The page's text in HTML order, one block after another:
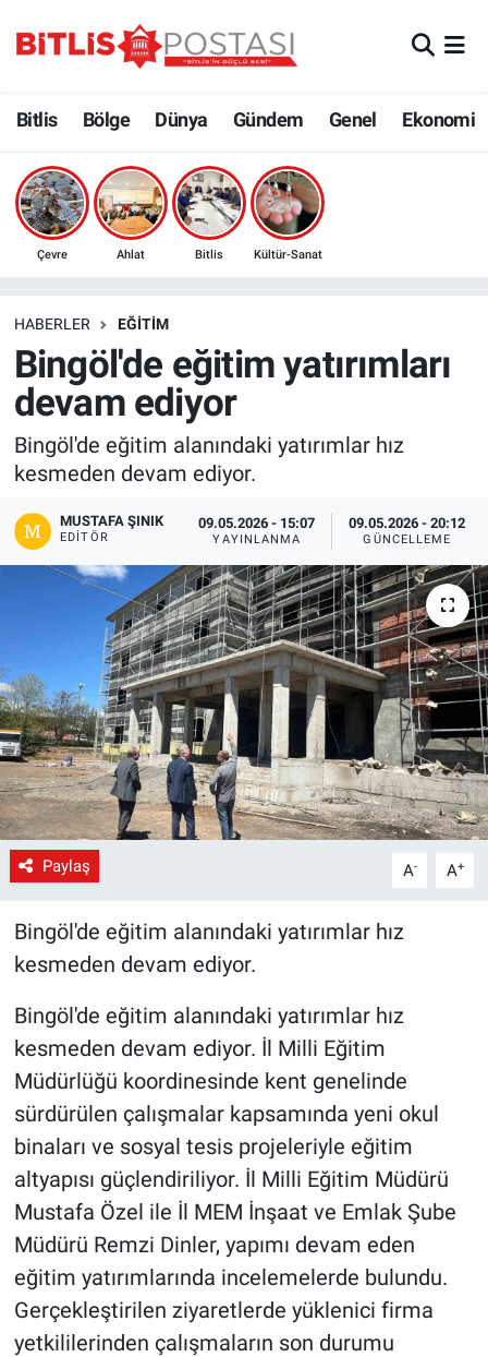
Bitlis Bölge Dünya Gündem Genel Ekonomi
Çevre Ahlat Bitlis Kültür-Sanat
HABERLER EĞITIM
Bingöl'de eğitim yatırımları
devam ediyor
Bingöl'de eğitim alanındaki yatırımlar hız
kesmeden devam ediyor.
MUSTAFA ŞINIK
EDITÖR
09.05.2026 - 15:07
YAYINLANMA
09.05.2026 - 20:12
GÜNCELLEME
Paylaş A- A+
Bingöl'de eğitim alanındaki yatırımlar hız
kesmeden devam ediyor.
Bingöl'de eğitim alanındaki yatırımlar hız
kesmeden devam ediyor. İl Milli Eğitim
Müdürlüğü koordinesinde kent genelinde
sürdürülen çalışmalar kapsamında yeni okul
binaları ve sosyal tesis projeleriyle eğitim
altyapısı güçlendiriliyor. İl Milli Eğitim Müdürü
Mustafa Özel ile İl MEM İnşaat ve Emlak Şube
Müdürü Remzi Dinler, yapımı devam eden
eğitim yatırımlarında incelemelerde bulundu.
Gerçekleştirilen ziyaretlerde yüklenici firma
yetkililerinden çalışmaların son durumu
Bölge
Çevre
Eğitim
Ekonomi
Genel
Gündem
Kültür-Sanat
Magazin
Politika
Resmi İlanlar
Sağlık
Siyaset
Spor
Yerel
Bitlis Trafik Yoğunluk Haritası
Süper Lig Puan Durumu ve Fikstür
Son Dakika Haberleri
Haber Arşivi